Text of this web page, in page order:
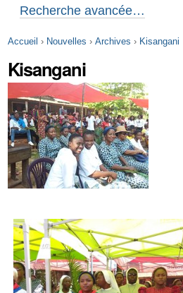
Recherche avancée…
Accueil › Nouvelles › Archives › Kisangani
Kisangani